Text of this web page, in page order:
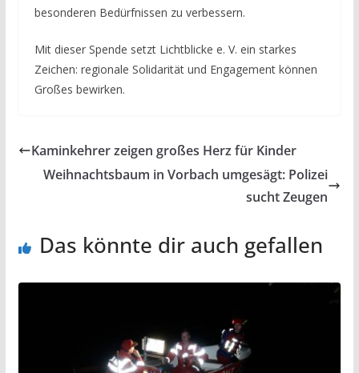
besonderen Bedürfnissen zu verbessern.
Mit dieser Spende setzt Lichtblicke e. V. ein starkes
Zeichen: regionale Solidarität und Engagement können
Großes bewirken.
Kaminkehrer zeigen großes Herz für Kinder
Weihnachtsbaum in Vorbach umgesägt: Polizei
sucht Zeugen
Das könnte dir auch gefallen